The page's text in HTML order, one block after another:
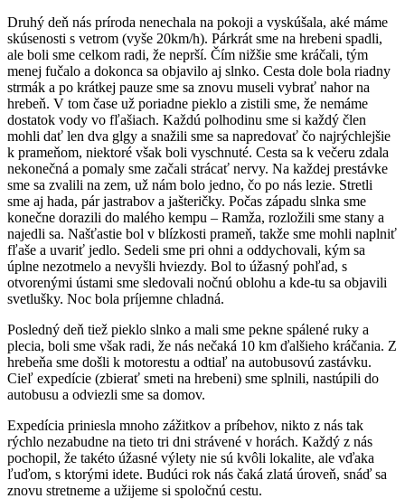
Druhý deň nás príroda nenechala na pokoji a vyskúšala, aké máme
skúsenosti s vetrom (vyše 20km/h). Párkrát sme na hrebeni spadli,
ale boli sme celkom radi, že neprší. Čím nižšie sme kráčali, tým
menej fučalo a dokonca sa objavilo aj slnko. Cesta dole bola riadny
strmák a po krátkej pauze sme sa znovu museli vybrať nahor na
hrebeň. V tom čase už poriadne pieklo a zistili sme, že nemáme
dostatok vody vo fľašiach. Každú polhodinu sme si každý člen
mohli dať len dva glgy a snažili sme sa napredovať čo najrýchlejšie
k prameňom, niektoré však boli vyschnuté. Cesta sa k večeru zdala
nekonečná a pomaly sme začali strácať nervy. Na každej prestávke
sme sa zvalili na zem, už nám bolo jedno, čo po nás lezie. Stretli
sme aj hada, pár jastrabov a jašteričky. Počas západu slnka sme
konečne dorazili do malého kempu – Ramža, rozložili sme stany a
najedli sa. Našťastie bol v blízkosti prameň, takže sme mohli naplniť
fľaše a uvariť jedlo. Sedeli sme pri ohni a oddychovali, kým sa
úplne nezotmelo a nevyšli hviezdy. Bol to úžasný pohľad, s
otvorenými ústami sme sledovali nočnú oblohu a kde-tu sa objavili
svetlušky. Noc bola príjemne chladná.
Posledný deň tiež pieklo slnko a mali sme pekne spálené ruky a
plecia, boli sme však radi, že nás nečaká 10 km ďalšieho kráčania. Z
hrebeňa sme došli k motorestu a odtiaľ na autobusovú zastávku.
Cieľ expedície (zbierať smeti na hrebeni) sme splnili, nastúpili do
autobusu a odviezli sme sa domov.
Expedícia priniesla mnoho zážitkov a príbehov, nikto z nás tak
rýchlo nezabudne na tieto tri dni strávené v horách. Každý z nás
pochopil, že takéto úžasné výlety nie sú kvôli lokalite, ale vďaka
ľuďom, s ktorými idete. Budúci rok nás čaká zlatá úroveň, snáď sa
znovu stretneme a užijeme si spoločnú cestu.